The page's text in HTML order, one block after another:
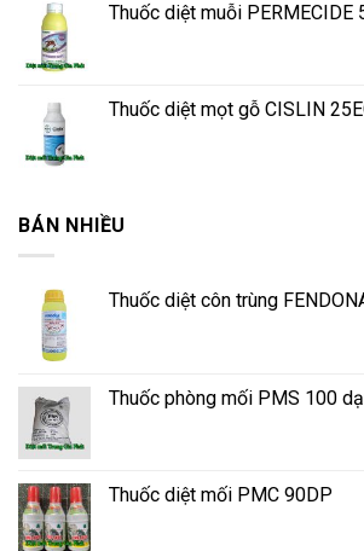
Thuốc diệt muỗi PERMECIDE
Thuốc diệt mọt gỗ CISLIN
BÁN NHIỀU
Thuốc diệt côn trùng
Thuốc phòng mối PMS 100
Thuốc diệt mối PMC 90DP